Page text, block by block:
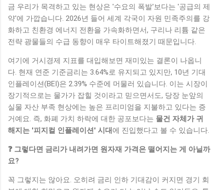
금 우리가 목격하고 있는 현상은 '수요의 폭발'보다는 '공급의 제
약'에 가깝습니다. 2026년 들어 세계 각국이 자원 민족주의를 강
화하고 친환경 에너지 전환을 가속화하면서, 구리나 리튬 같은
전략 광물들의 수급 동향이 매우 타이트해졌기 때문입니다.
여기에 거시경제 지표를 대입해보면 재미있는 결론이 나옵니
다. 현재 연준 기준금리는 3.64%로 유지되고 있지만, 10년 기대
인플레이션(BEI)은 2.39% 수준에 머물러 있습니다. 이는 시장이
장기적으로는 물가가 잡힐 것이라고 믿으면서도, 당장 눈앞의
실물 자산 부족 현상에는 높은 프리미엄을 지불하고 있다는 증
거예요. 즉, 화폐 가치 하락에 대한 공포보다는 물건 자체가 귀
해지는 '피지컬 인플레이션' 시대 에 진입했다고 볼 수 있습니다.
❓ 그렇다면 금리가 내려가면 원자재 가격은 떨어지는 게 아닐까
요?
꼭 그렇지는 않아요. 오히려 금리 인하 기대감이 커지면 경기 회